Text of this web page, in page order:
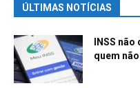
ÚLTIMAS NOTÍCIAS
INSS
quem